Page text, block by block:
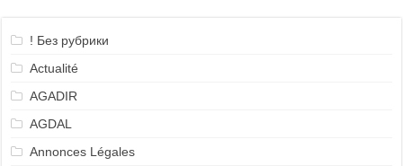
! Без рубрики
Actualité
AGADIR
AGDAL
Annonces Légales